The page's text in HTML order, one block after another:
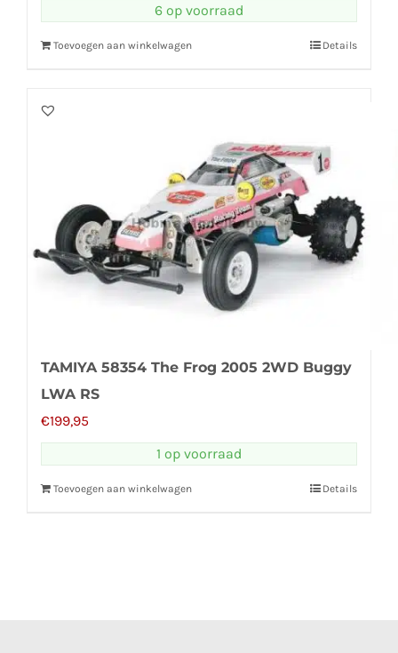
6 op voorraad
Toevoegen aan winkelwagen Details
TAMIYA 58354 The Frog 2005 2WD Buggy
LWA RS
€199,95
1 op voorraad
Toevoegen aan winkelwagen Details